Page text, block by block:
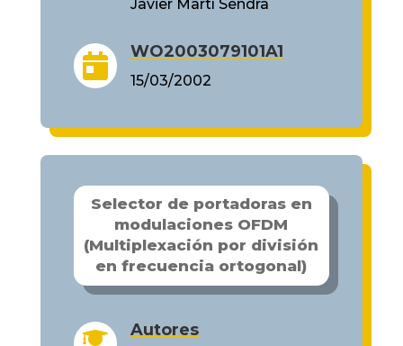
Javier Martí Sendra
 WO2003079101A1
15/03/2002
Selector de portadoras en
modulaciones OFDM
(Multiplexación por división
en frecuencia ortogonal)
Autores